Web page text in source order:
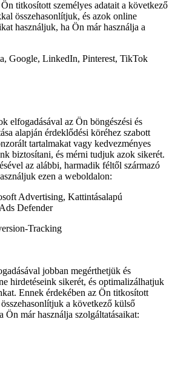
titkosított személyes adatait a következő
összehasonlítjuk, és azok online
használjuk, ha Ön már használja a
Google, LinkedIn, Pinterest, TikTok
elfogadásával az Ön böngészési és
alapján érdeklődési köréhez szabott
tartalmakat vagy kedvezményes
biztosítani, és mérni tudjuk azok sikerét.
az alábbi, harmadik féltől származó
ezen a weboldalon:
Advertising, Kattintásalapú
Defender
Tracking
jobban megérthetjük és
hirdetéseink sikerét, és optimalizálhatjuk
Ennek érdekében az Ön titkosított
a következő külső
Ön már használja szolgáltatásaikat: